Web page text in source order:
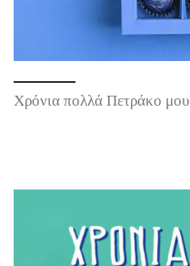
Χρόνια πολλά Πετράκο μου